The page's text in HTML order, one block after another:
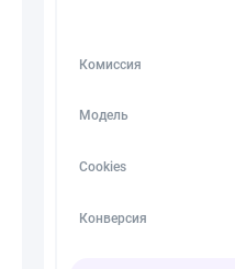
Комиссия
Модель
Cookies
Конверсия